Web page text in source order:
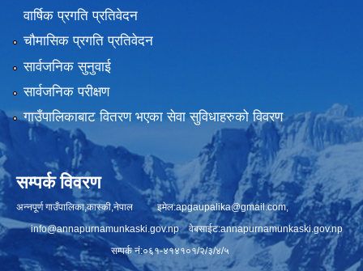
वार्षिक प्रगति प्रतिवेदन
चौमासिक प्रगति प्रतिवेदन
सार्वजनिक सुनुवाई
सार्वजनिक परीक्षण
गाउँपालिकाबाट वितरण भएका सेवा सुविधाहरुको विवरण
सम्पर्क विवरण
अन्नपूर्ण गाउँपालिका,कास्की,नेपाल इमेल:apgaupalika@gmail.com,
info@annapurnamunkaski.gov.npवेबसाईट:annapurnamunkaski.gov.np
सम्पर्क नं:०६१-४१४१०१/२/३/४/५